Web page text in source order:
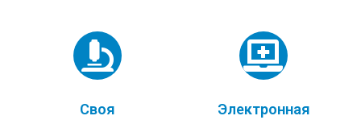
Своя
Электронная